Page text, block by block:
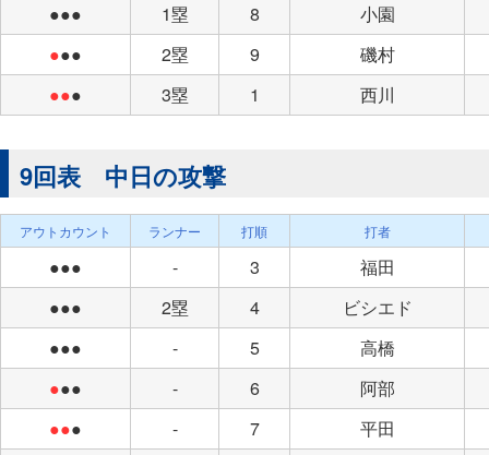
●●●
1塁 8
小園
●●● 2塁 9
磯村
●●● 3塁 1 西川
9回表 中日の攻撃
アウトカウント ランナー 打順 打者
●●● - 3
福田
●●●
2塁 4
ビシエド
●●●
- 5
高橋
●●● - 6
阿部
●●● - 7
平田